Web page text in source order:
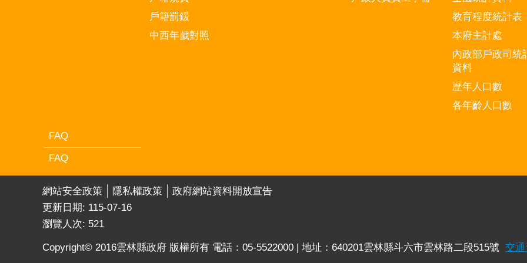
戶籍罰鍰
中西年歲對照
教育程度統計表
本府主計處
內政部戶政司統
資料
歷年人口數
各年齡人口數
FAQ
FAQ
網站安全政策 隱私權政策
政府網站資料開放宣告
更新日期: 115-07-16
瀏覽人次: 521
Copyright© 2016雲林縣政府 版權所有 電話：05-5522000 | 地址：640201雲林縣斗六市雲林路二段515號 交